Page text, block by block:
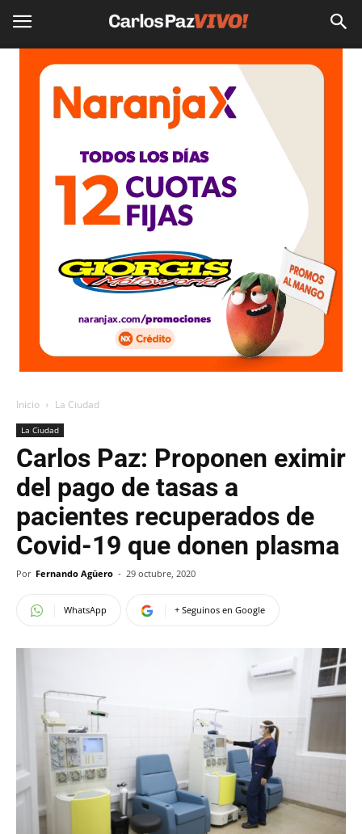
Inicio La Ciudad
La Ciudad
Carlos Paz: Proponen eximir
del pago de tasas a
pacientes recuperados de
Covid-19 que donen plasma
Por Fernando Agüero - 29 octubre, 2020
WhatsApp + Seguinos en Google